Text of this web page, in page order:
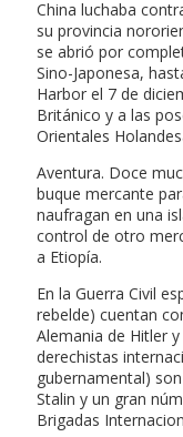
China luchaba
su provincia
se abrió por
Sino-Japonesa,
Harbor el 7 de
Británico y a las
Orientales
Aventura. Doce
buque mercante
naufragan en una
control de otro
a Etiopía.
En la Guerra Civil
rebelde) cuentan
Alemania de Hitler
derechistas
gubernamental)
Stalin y un gran
Brigadas